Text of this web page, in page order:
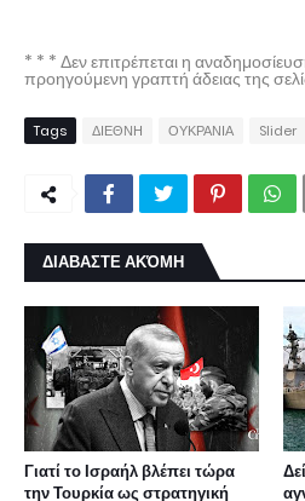
* * * Δεν επιτρέπεται η
προηγούμενη γραπτή άδειας της
Tags ΔΙΕΘΝΗ ΟΥΚΡΑΝΙΑ Slider
ΔΙΑΒΑΣΤΕ ΑΚΌΜΗ
Γιατί το Ισραήλ βλέπει τώρα
την Τουρκία ως στρατηγική